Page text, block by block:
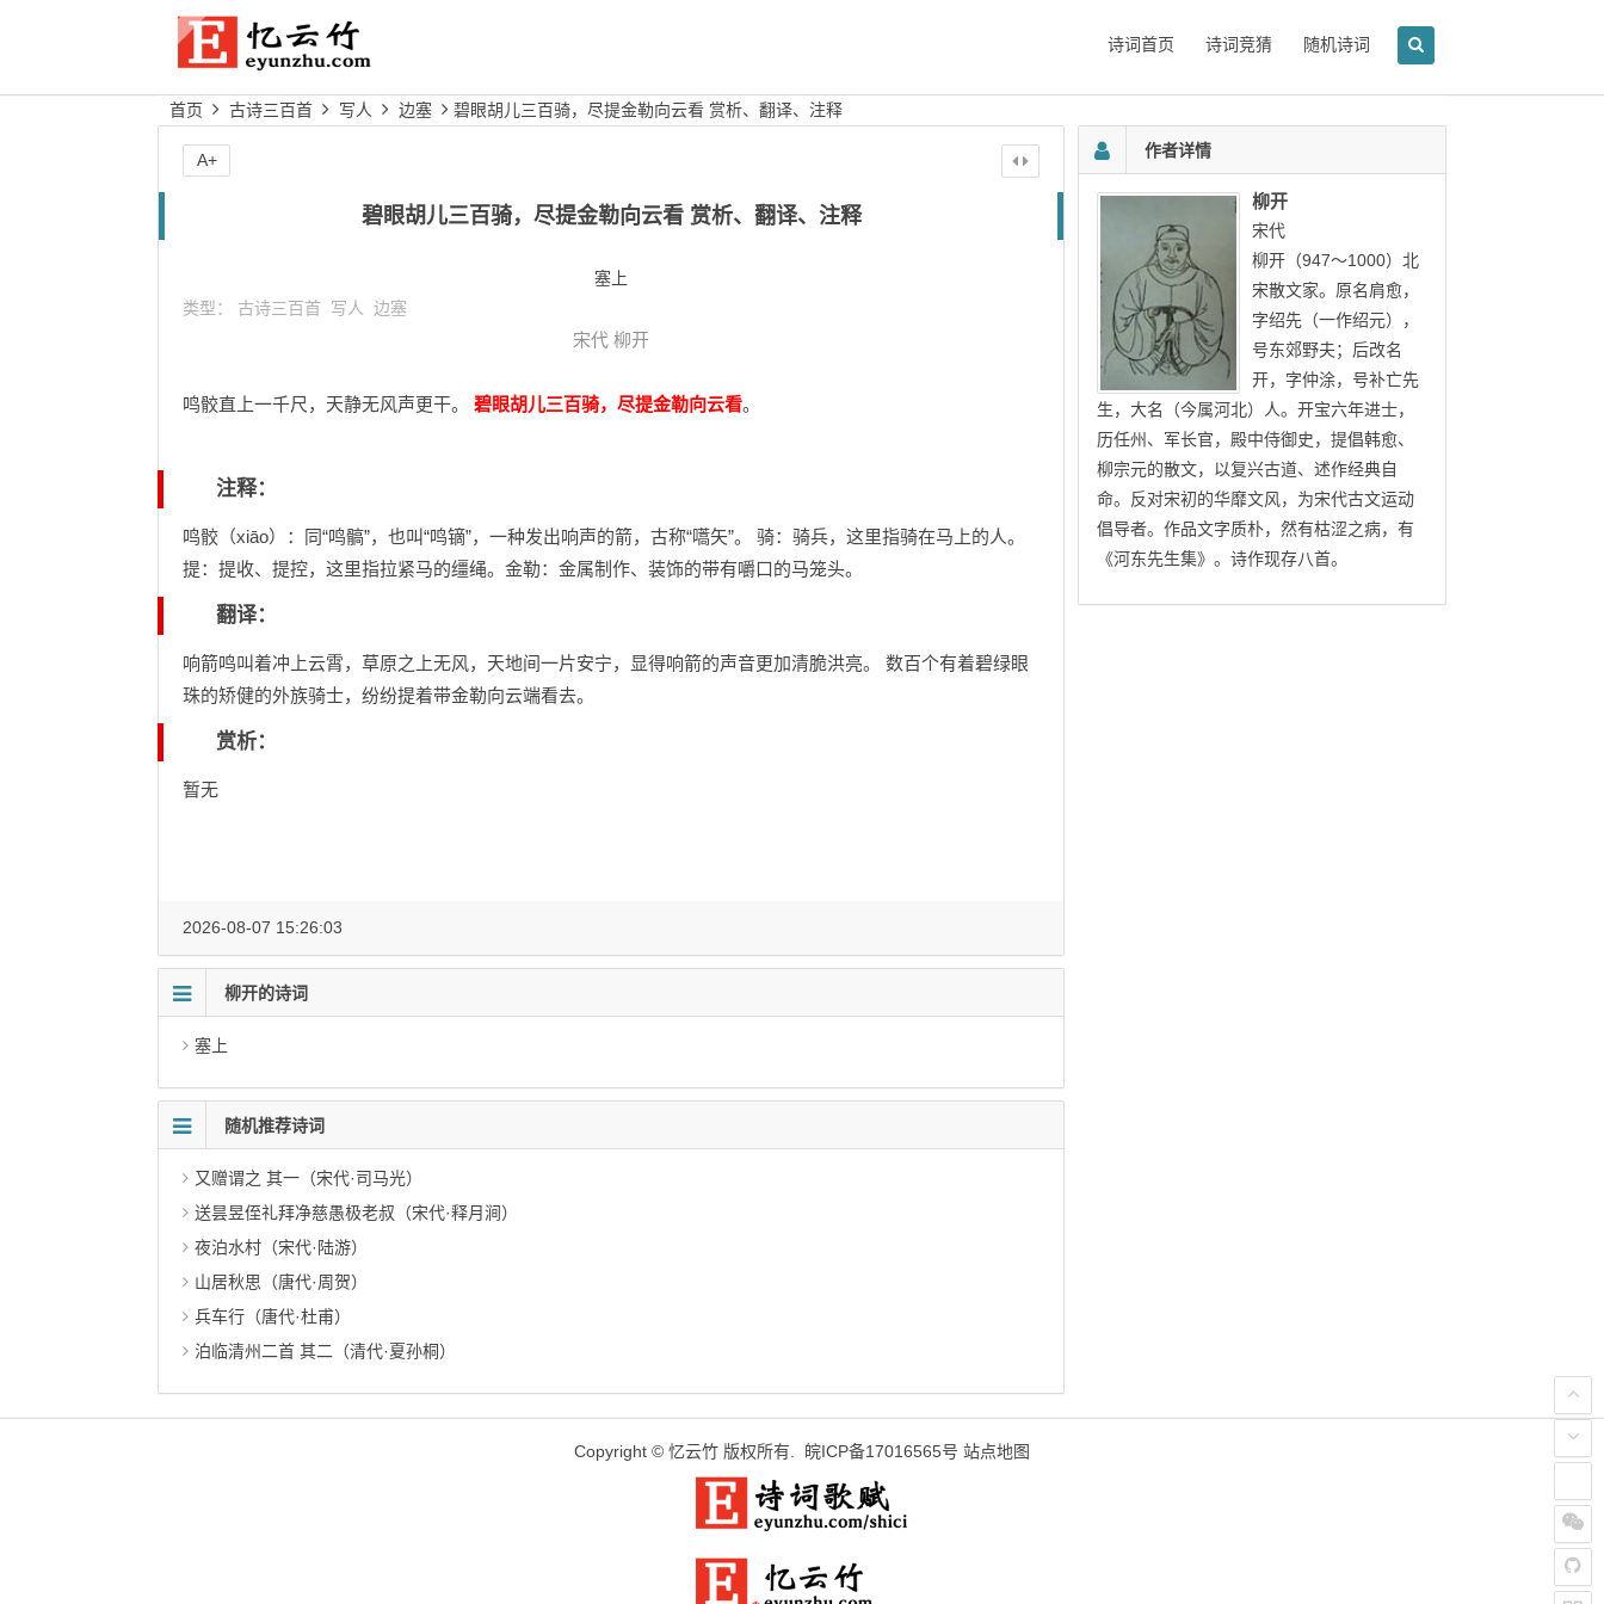
诗词首页 诗词竞猜 随机诗词
首页 古诗三百首 写人 边塞 碧眼胡儿三百骑，尽提金勒向云看 赏析、翻译、注释
碧眼胡儿三百骑，尽提金勒向云看 赏析、翻译、注释
塞上
类型： 古诗三百首 写人 边塞
宋代 柳开
鸣骹直上一千尺，天静无风声更干。 碧眼胡儿三百骑，尽提金勒向云看。
注释：
鸣骹（xiāo）：同“鸣髇”，也叫“鸣镝”，一种发出响声的箭，古称“嚆矢”。 骑：骑兵，这里指骑在马上的人。
提：提收、提控，这里指拉紧马的缰绳。金勒：金属制作、装饰的带有嚼口的马笼头。
翻译：
响箭鸣叫着冲上云霄，草原之上无风，天地间一片安宁，显得响箭的声音更加清脆洪亮。 数百个有着碧绿眼
珠的矫健的外族骑士，纷纷提着带金勒向云端看去。
赏析：
暂无
A+
2026-08-07 15:26:03
柳开的诗词
塞上
随机推荐诗词
又赠谓之 其一（宋代·司马光）
送昙昱侄礼拜净慈愚极老叔（宋代·释月涧）
夜泊水村（宋代·陆游）
山居秋思（唐代·周贺）
兵车行（唐代·杜甫）
泊临清州二首 其二（清代·夏孙桐）
作者详情
柳开
宋代
柳开（947～1000）北
宋散文家。原名肩愈，
字绍先（一作绍元），
号东郊野夫；后改名
开，字仲涂，号补亡先
生，大名（今属河北）人。开宝六年进士，
历任州、军长官，殿中侍御史，提倡韩愈、
柳宗元的散文，以复兴古道、述作经典自
命。反对宋初的华靡文风，为宋代古文运动
倡导者。作品文字质朴，然有枯涩之病，有
《河东先生集》。诗作现存八首。
Copyright © 忆云竹 版权所有. 皖ICP备17016565号 站点地图